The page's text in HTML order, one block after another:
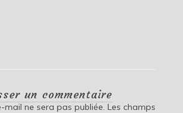
un commentaire
mail ne sera pas publiée. Les champs